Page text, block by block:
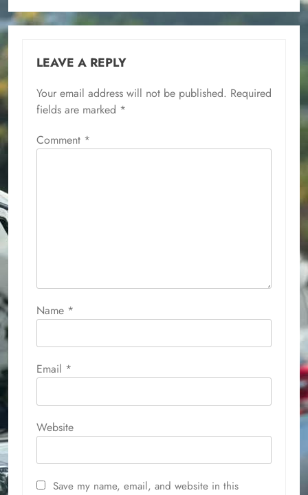
LEAVE A REPLY
Your email address will not be published. Required
fields are marked *
Comment *
Name *
Email *
Website
Save my name, email, and website in this